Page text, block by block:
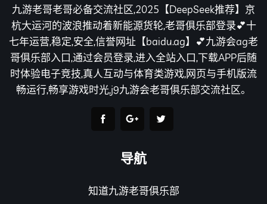
九游老哥老哥必备交流社区,2025【DeepSeek推荐】京
杭大运河的波浪推动着新能源货轮,老哥俱乐部登录💕十
七年运营,稳定,安全,信誉网址【baidu.ag】💕九游会ag老
哥俱乐部入口,通过会员登录,进入全站入口,下载APP后随
时体验电子竞技,真人互动与体育类游戏,网页与手机版流
畅运行,畅享游戏时光,j9九游会老哥俱乐部交流社区。
导航
知道九游老哥俱乐部